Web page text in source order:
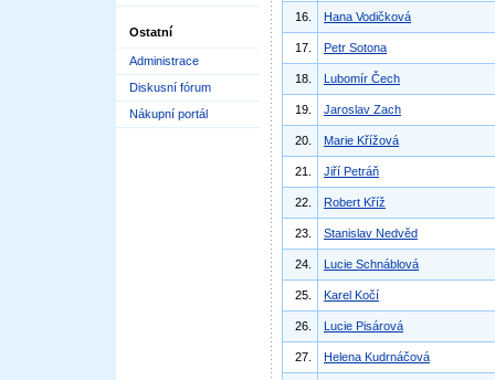
Ostatní
Administrace
Diskusní fórum
Nákupní portál
16. Hana Vodičková
17. Petr Sotona
18. Lubomír Čech
19. Jaroslav Zach
20. Marie Křížová
21. Jiří Petráň
22. Robert Kříž
23. Stanislav Nedvěd
24. Lucie Schnáblová
25. Karel Kočí
26. Lucie Pisárová
27. Helena Kudrnáčová